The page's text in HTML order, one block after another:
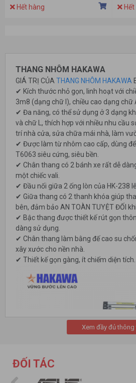
Hết hàng
THANG NHÔM HAKAWA
GIÁ TRỊ CỦATHANG NHÔM HAKAWA
✔ Kích thước nhỏ gọn, linh hoạt với
3m8 (dạng chữ I), chiều cao dạng chữ
✔ Đa năng, có thể sử dụng ở 3 dạng
và chữ L, thích hợp với nhiều nhu cầu
trí nhà cửa, sửa chữa mái nhà, làm
✔ Được làm từ nhôm cao cấp, dùng
T6063 siêu cứng, siêu bền.
✔ Chân thang có 2 bánh xe rất dễ
một chiếc vali.
✔ Đầu nối giữa 2 ống lòn của HK-238
✔ Giữa thang có 2 thanh khóa giúp
bên, đảm bảo AN TOÀN TUYỆT ĐỐI
✔ Bậc thang được thiết kế rút gọn
dàng sử dụng.
✔ Chân thang làm bằng đế cao su
xây xước cho nền nhà.
✔ Thiết kế gọn gàng, ít chiếm diện tích.
Xem đầy đủ thông
ĐỐI TÁC